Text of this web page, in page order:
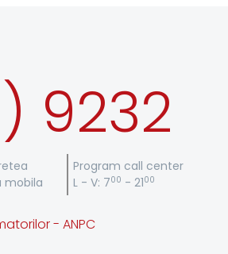
9232
mobila
Program call center
L - V: 700 - 2100
- ANPC